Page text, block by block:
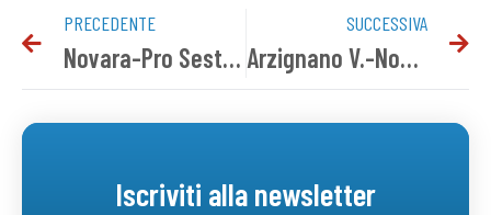
PRECEDENTE
Novara-Pro Sesto 1-0 | Tabellino del match
SUCCESSIVA
Arzignano V.-Novara: info biglietti settore ospiti
Iscriviti alla newsletter